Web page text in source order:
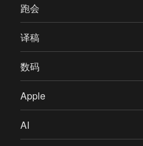
跑会
译稿
数码
Apple
AI